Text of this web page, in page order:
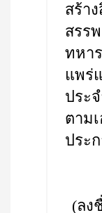
สร้า
สรร
ทหา
แพร่
ประ
ตาม
ประ
(ลง